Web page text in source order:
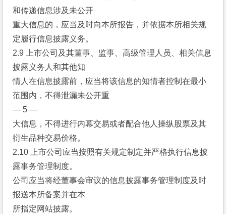
和传递信息涉及未公开
重大信息的，应当及时向本所报告，并依据本所相关规
定履行信息披露义务。
2.9 上市公司及其董事、监事、高级管理人员、相关信息
披露义务人和其他知
情人在信息披露前，应当将该信息的知情者控制在最小
范围内，不得泄漏未公开重
— 5 —
大信息，不得进行内幕交易或者配合他人操纵股票及其
衍生品种交易价格。
2.10 上市公司应当按照有关规定制定并严格执行信息披
露事务管理制度。
公司应当将经董事会审议的信息披露事务管理制度及时
报送本所备案并在本
所指定网站披露。